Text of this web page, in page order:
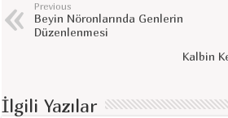
Previous
Beyin Nöronlarında Genlerin
Düzenlenmesi
Kalbin
İlgili Yazılar